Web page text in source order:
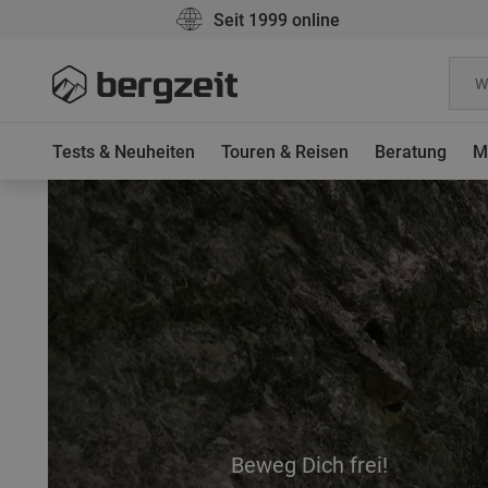
Seit 1999 online
Tests & Neuheiten Touren & Reisen Beratung
Beweg Dich frei!